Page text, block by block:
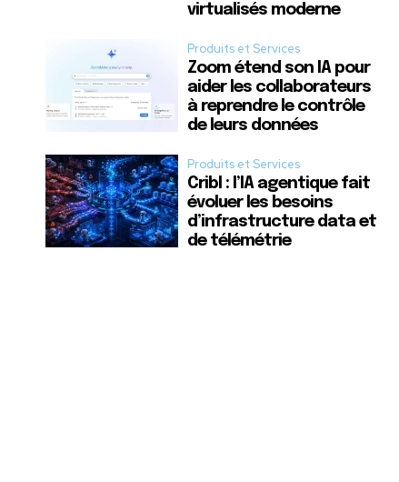
virtualisés moderne
Produits et Services
Zoom étend son IA pour
aider les collaborateurs
à reprendre le contrôle
de leurs données
Produits et Services
Cribl : l’IA agentique fait
évoluer les besoins
d’infrastructure data et
de télémétrie